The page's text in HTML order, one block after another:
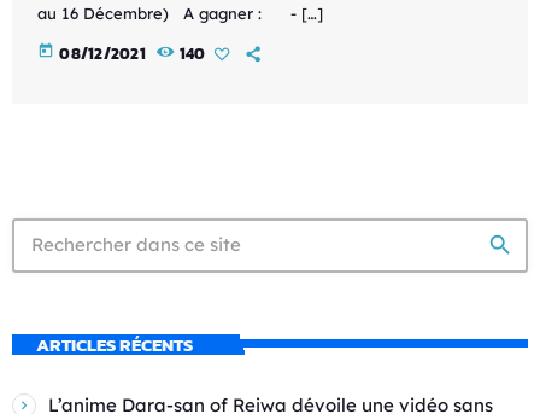
au 16 Décembre) A gagner : - […]
today 08/12/2021 140
search
ARTICLES RÉCENTS
L’anime Dara-san of Reiwa dévoile une vidéo sans